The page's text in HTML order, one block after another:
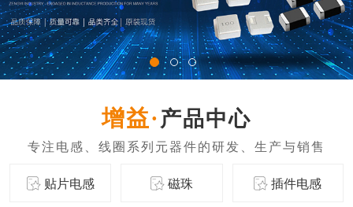
产品中心
贴片电感 磁珠 插件电感